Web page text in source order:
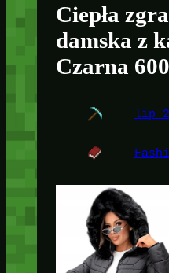
Ciepła
damska z
Czarna
lip